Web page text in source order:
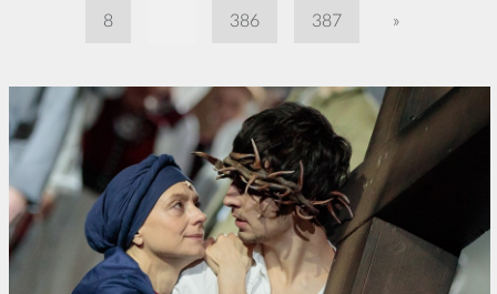
8 386 387 »